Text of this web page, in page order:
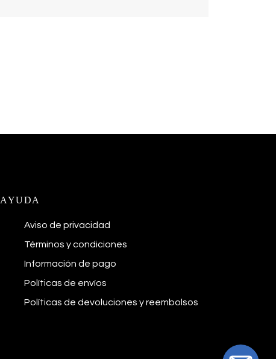
AYUDA
Aviso de privacidad
Términos y condiciones
Información de pago
Políticas de envíos
Políticas de devoluciones y reembolsos